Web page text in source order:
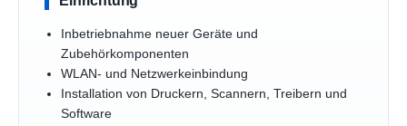
Inbetriebnahme neuer Geräte und
Zubehörkomponenten
WLAN- und Netzwerkeinbindung
Installation von Druckern, Scannern, Treibern und
Software